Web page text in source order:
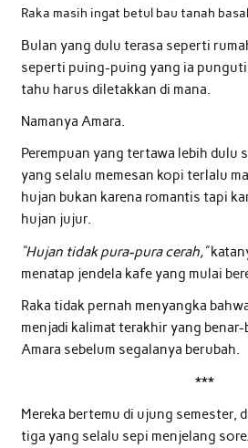
Raka masih ingat betul bau tanah
Bulan yang dulu terasa seperti
seperti puing-puing yang ia
tahu harus diletakkan di mana.
Namanya Amara.
Perempuan yang tertawa lebih dulu
yang selalu memesan kopi terlalu
hujan bukan karena romantis tapi
hujan jujur.
“Hujan tidak pura-pura cerah,”
menatap jendela kafe yang mulai
Raka tidak pernah menyangka
menjadi kalimat terakhir yang
Amara sebelum segalanya berubah.
***
Mereka bertemu di ujung semester,
tiga yang selalu sepi menjelang